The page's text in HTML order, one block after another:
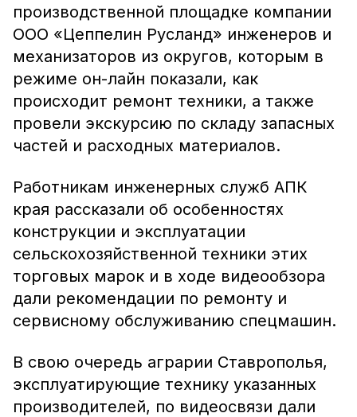
производственной площадке компании
ООО «Цеппелин Русланд» инженеров и
механизаторов из округов, которым в
режиме он-лайн показали, как
происходит ремонт техники, а также
провели экскурсию по складу запасных
частей и расходных материалов.
Работникам инженерных служб АПК
края рассказали об особенностях
конструкции и эксплуатации
сельскохозяйственной техники этих
торговых марок и в ходе видеообзора
дали рекомендации по ремонту и
сервисному обслуживанию спецмашин.
В свою очередь аграрии Ставрополья,
эксплуатирующие технику указанных
производителей, по видеосвязи дали